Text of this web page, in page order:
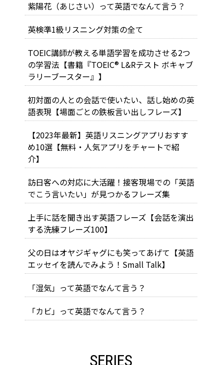
紫陽花（あじさい）って英語でなんて言う？
英検準1級リスニング対策の全て
TOEIC講師が教える単語学習を成功させる2つ
の学習法【書籍『TOEIC® L&Rテスト ボキャブ
ラリーブースター』】
初対面の人との会話で使いたい、話し始めの英
語表現【場面ごとの鉄板言い出しフレーズ】
【2023年最新】英語リスニングアプリおすす
め10選【無料・人気アプリをチャートで紹
介】
訪日客への対応に大活躍！接客現場での「英語
でこう言いたい」が見つかるフレーズ集
上手に話を聞き出す英語フレーズ【会話を演出
する洗練フレーズ100】
父の日はオヤジギャグにも笑ってあげて【英語
エッセイを読んでみよう！Small Talk】
「湿気」って英語でなんて言う？
「カビ」って英語でなんて言う？
SERIES